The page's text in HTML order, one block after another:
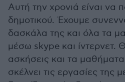
Αυτή την χρονιά είναι να
δημοτικού. Έχουμε
δασκάλα της και όλα τα
μέσω skype και ίντερνετ.
ασκήσεις και τα
σκέλνει τις εργασίες της